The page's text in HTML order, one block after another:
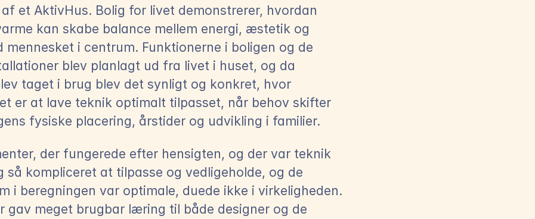
et AktivHus. Bolig for livet demonstrerer, hvordan
kan skabe balance mellem energi, æstetik og
mennesket i centrum. Funktionerne i boligen og de
blev planlagt ud fra livet i huset, og da
taget i brug blev det synligt og konkret, hvor
er at lave teknik optimalt tilpasset, når behov skifter
fysiske placering, årstider og udvikling i familier.
der fungerede efter hensigten, og der var teknik
så kompliceret at tilpasse og vedligeholde, og de
i beregningen var optimale, duede ikke i virkeligheden.
gav meget brugbar læring til både designer og de